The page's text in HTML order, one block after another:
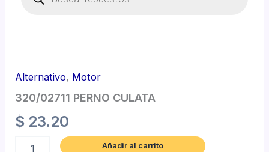
productos
Alternativo, Motor
320/02711 PERNO CULATA
$ 23.20
CULATA
Añadir al carrito